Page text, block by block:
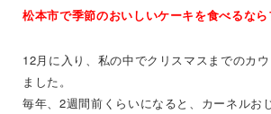
松本市で季節のおいしいケーキを食べるな
12月に入り、私の中でクリスマスまでのカ
ました。
毎年、2週間前くらいになると、カーネルお